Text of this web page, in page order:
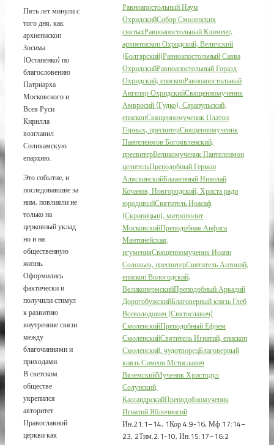
Пять лет минули с
того дня, как
архиепископ
Зосима
(Остапенко) по
благословению
Патриарха
Московского и
Всея Руси
Кирилла
возглавил
Соликамскую
епархию.
Это событие, и
последовавшие за
ним, повлияли не
только на
церковный уклад
но и на
общественную
жизнь.
Оформились
фактически и
получили стимул
к развитию
внутренние связи
между
благочиниями и
приходами.
В светском
обществе
укрепился
авторитет
Православной
церкви как
Равноапостольный Наум
ОхридскийСобор Смоленских
святыхРавноапостольный Климент,
архиепископ Охридский, Величский
(Болгарский)Равноапостольный Савва
ОхридскийРавноапостольный Горазд
Охридский, епископРавноапостольный
Ангеляр ОхридскийСвященномученик
Амвросий (Гудко), Сарапульский,
епископСвященномученик Платон
Горных, пресвитерСвященномученик
Пантелеимон Богоявленский,
пресвитерВеликомученик Пантелеимон
целительПреподобный Герман
АляскинскийБлаженный Николай
Кочанов, Новгородский, Христа ради
юродивыйСвятитель Иоасаф
(Скрипицын), митрополит
МосковскийПреподобная Анфиса
Мантинейская,
игуменияСвященномученик Иоанн
Соловьев, пресвитерСвятитель Антоний,
епископ Вологодский,
ВеликопермскийПреподобный Аркадий
ДорогобужскийБлаговерный князь Глеб
Всеволодович (Святославич)
СмоленскийПреподобный Ефрем
СмоленскийСвятитель Игнатий, епископ
Смоленский, чудотворецБлаговерный
князь Симеон Мстиславич
ВяземскийМученик Христодул
Солунский,
КассандрскийПреподобномученик
Игнатий Яблочинсий
Ин.21:1–14, 1Кор.4:9-16, Мф.17:14–
23, 2Тим.2:1-10, Ин.15:17–16:2